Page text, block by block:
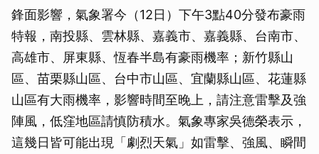
鋒面影響，氣象署今（12日）下午3點40分發布豪雨
特報，南投縣、雲林縣、嘉義市、嘉義縣、台南市、
高雄市、屏東縣、恆春半島有豪雨機率；新竹縣山
區、苗栗縣山區、台中市山區、宜蘭縣山區、花蓮縣
山區有大雨機率，影響時間至晚上，請注意雷擊及強
陣風，低窪地區請慎防積水。氣象專家吳德榮表示，
這幾日皆可能出現「劇烈天氣」如雷擊、強風、瞬間